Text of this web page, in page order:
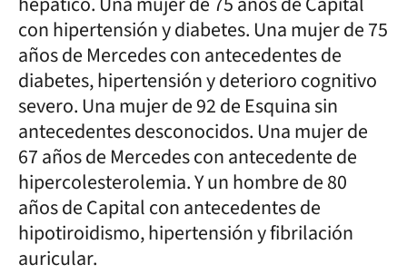
con hipertensión y diabetes. Una mujer de 75
años de Mercedes con antecedentes de
diabetes, hipertensión y deterioro cognitivo
severo. Una mujer de 92 de Esquina sin
antecedentes desconocidos. Una mujer de
67 años de Mercedes con antecedente de
hipercolesterolemia. Y un hombre de 80
años de Capital con antecedentes de
hipotiroidismo, hipertensión y fibrilación
auricular.